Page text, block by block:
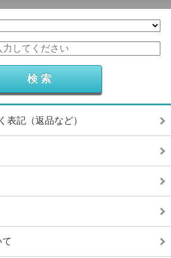
表記（返品など）